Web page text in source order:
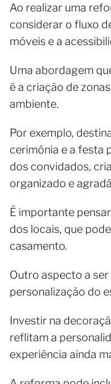
Ao realizar uma
considerar o fluxo
móveis e a
Uma abordagem
é a criação de
ambiente.
Por exemplo,
cerimônia e a festa
dos convidados,
organizado e
É importante
dos locais, que
casamento.
Outro aspecto a
personalização do
Investir na
reflitam a
experiência ainda